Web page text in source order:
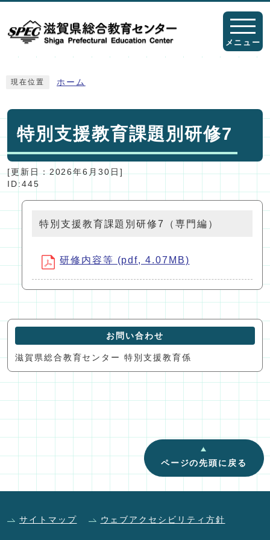
メニュー
現在位置 ホーム
特別支援教育課題別研修7
[更新日：2026年6月30日]
ID:445
特別支援教育課題別研修7（専門編）
研修内容等 (pdf, 4.07MB)
お問い合わせ
滋賀県総合教育センター 特別支援教育係
ページの先頭に戻る
サイトマップ ウェブアクセシビリティ方針